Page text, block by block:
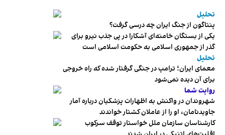
تحلیل
پنتاگون از جنگ ایران چه درسی گرفت؟
یکی از بستگان خامنه‌ای آشکارا در پی جذب نیرو برای
گذر از جمهوری اسلامی به حکومت اسلامی است
تحلیل
معمای ایران؛ ترامپ در جنگی گرفتار شده که راه خروجی
برای آن دیده نمی‌شود
روایت شما
شهروندان در واکنش به اظهارات پزشکیان درباره آمار
جاویدنامان، او را از عاملان کشتار خواندند
کارشناسان سازمان ملل خواستار توقف سرکوب